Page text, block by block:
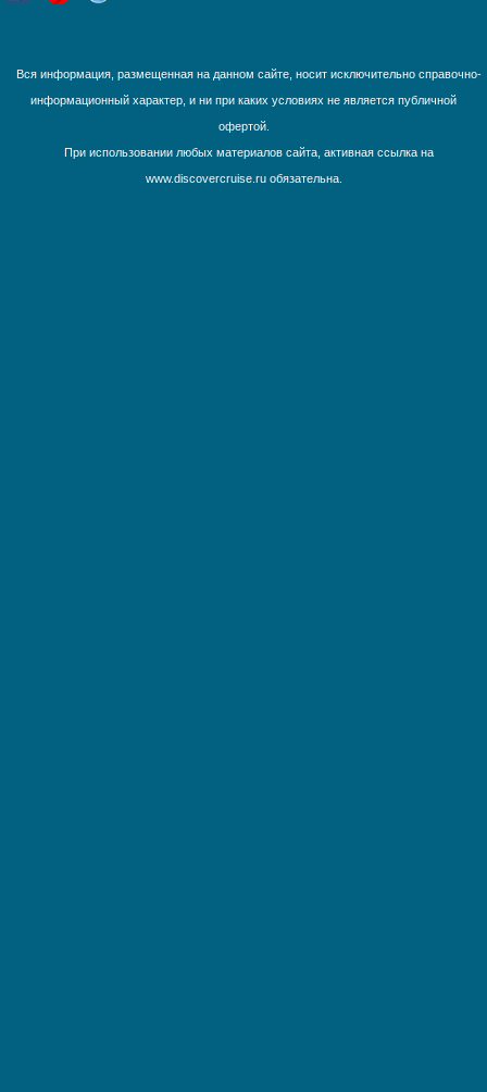
Вся информация, размещенная на данном сайте, носит исключительно справочно-
информационный характер, и ни при каких условиях не является публичной
офертой.
При использовании любых материалов сайта, активная ссылка на
www.discovercruise.ru обязательна.